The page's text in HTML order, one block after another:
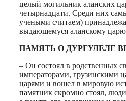
целый могильник аланских
четырнадцати. Среди них
учеными считаем)
выдающемуся аланскому
ПАМЯТЬ О ДУРГУЛЕЛЕ
– Он состоял в родственных
императорами, грузинскими
царями и вошел в мировую
памятник скромно стоял,